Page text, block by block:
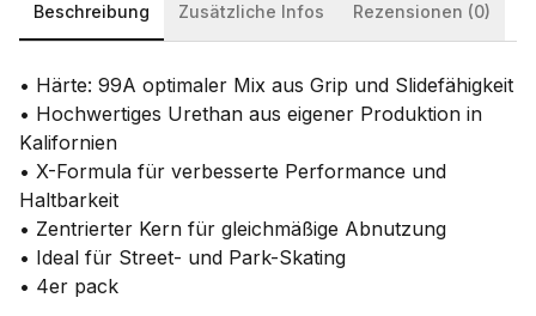
Beschreibung Zusätzliche Infos Rezensionen (0)
• Härte: 99A optimaler Mix aus Grip und Slidefähigkeit
• Hochwertiges Urethan aus eigener Produktion in
Kalifornien
• X-Formula für verbesserte Performance und
Haltbarkeit
• Zentrierter Kern für gleichmäßige Abnutzung
• Ideal für Street- und Park-Skating
• 4er pack